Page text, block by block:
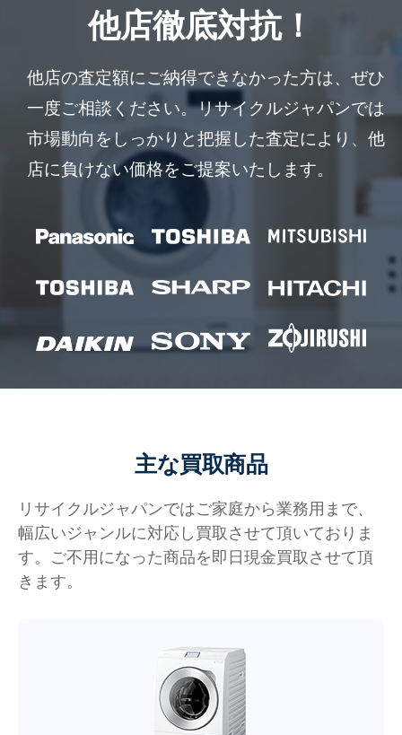
他店徹底対抗！
他店の査定額にご納得できなかった方は、ぜひ
一度ご相談ください。リサイクルジャパンでは
市場動向をしっかりと把握した査定により、他
店に負けない価格をご提案いたします。
主な買取商品
リサイクルジャパンではご家庭から業務用まで、
幅広いジャンルに対応し買取させて頂いておりま
す。ご不用になった商品を即日現金買取させて頂
きます。